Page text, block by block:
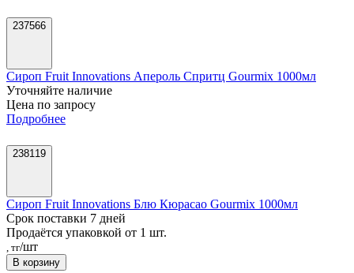
237566
Сироп Fruit Innovations Апероль Спритц Gourmix 1000мл
Уточняйте наличие
Цена по запросу
Подробнее
238119
Сироп Fruit Innovations Блю Кюрасао Gourmix 1000мл
Срок поставки 7 дней
Продаётся упаковкой от 1 шт.
, тг/шт
В корзину